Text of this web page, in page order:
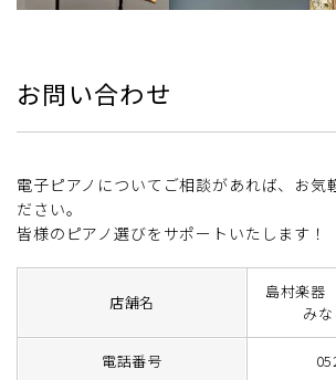
お問い合わせ
電子ピアノについてご相談があれば、お気
ださい。
皆様のピアノ選びをサポートいたします！
店舗名
島村楽器
み
電話番号